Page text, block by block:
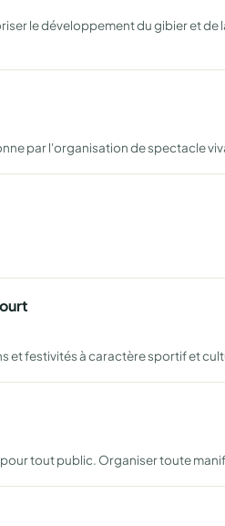
le développement du gibier et
par l'organisation de spectacle
et festivités à caractère sportif et
tout public. Organiser toute